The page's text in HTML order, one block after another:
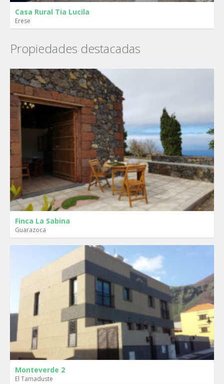
Casa Rural Tia Lucila
Erese
Propiedades destacadas
Finca La Sabina
Guarazoca
Monteverde 2
El Tamaduste